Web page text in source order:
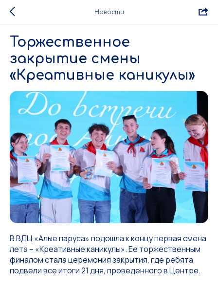
Новости
Торжественное
закрытие смены
«Креативные каникулы»
В ВДЦ «Алые паруса» подошла к концу первая смена
лета – «Креативные каникулы». Ее торжественным
финалом стала церемония закрытия, где ребята
подвели все итоги 21 дня, проведенного в Центре.